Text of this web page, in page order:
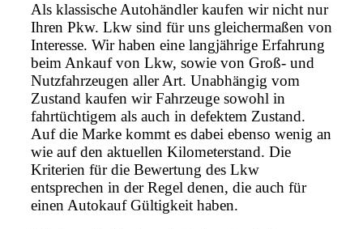
Als klassische Autohändler kaufen wir nicht nur
Ihren Pkw. Lkw sind für uns gleichermaßen von
Interesse. Wir haben eine langjährige Erfahrung
beim Ankauf von Lkw, sowie von Groß- und
Nutzfahrzeugen aller Art. Unabhängig vom
Zustand kaufen wir Fahrzeuge sowohl in
fahrtüchtigem als auch in defektem Zustand.
Auf die Marke kommt es dabei ebenso wenig an
wie auf den aktuellen Kilometerstand. Die
Kriterien für die Bewertung des Lkw
entsprechen in der Regel denen, die auch für
einen Autokauf Gültigkeit haben.